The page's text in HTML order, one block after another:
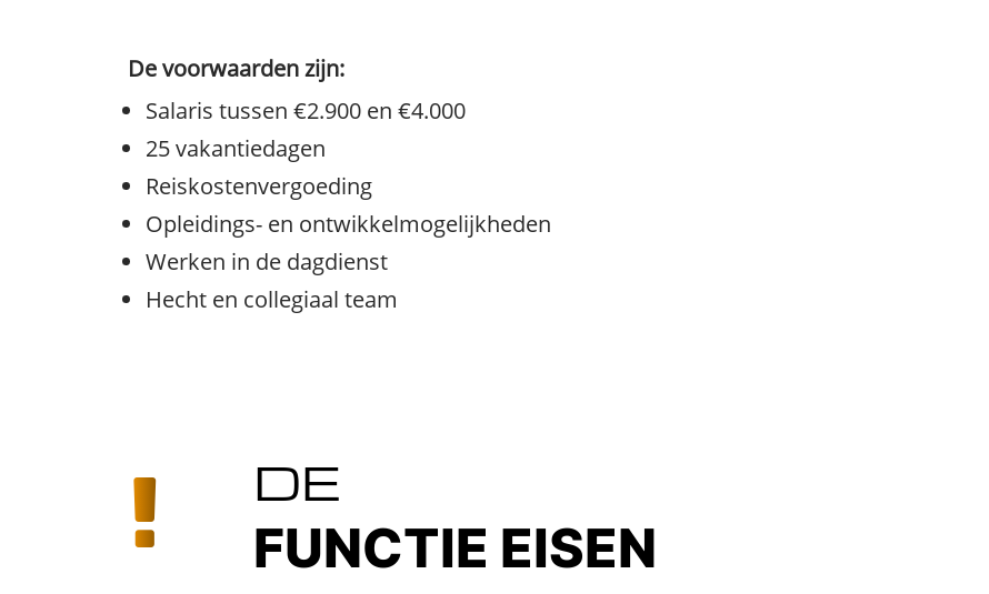
De voorwaarden zijn:
Salaris tussen €2.900 en €4.000
25 vakantiedagen
Reiskostenvergoeding
Opleidings- en ontwikkelmogelijkheden
Werken in de dagdienst
Hecht en collegiaal team
DE
FUNCTIE EISEN